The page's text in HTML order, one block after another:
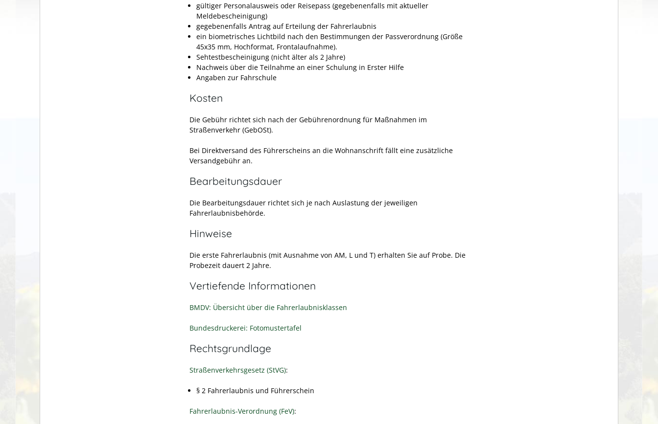
gültiger Personalausweis oder Reisepass (gegebenenfalls mit aktueller
Meldebescheinigung)
gegebenenfalls Antrag auf Erteilung der Fahrerlaubnis
ein biometrisches Lichtbild nach den Bestimmungen der Passverordnung (Größe
45x35 mm, Hochformat, Frontalaufnahme).
Sehtestbescheinigung (nicht älter als 2 Jahre)
Nachweis über die Teilnahme an einer Schulung in Erster Hilfe
Angaben zur Fahrschule
Kosten
Die Gebühr richtet sich nach der Gebührenordnung für Maßnahmen im
Straßenverkehr (GebOSt).
Bei Direktversand des Führerscheins an die Wohnanschrift fällt eine zusätzliche
Versandgebühr an.
Bearbeitungsdauer
Die Bearbeitungsdauer richtet sich je nach Auslastung der jeweiligen
Fahrerlaubnisbehörde.
Hinweise
Die erste Fahrerlaubnis (mit Ausnahme von AM, L und T) erhalten Sie auf Probe. Die
Probezeit dauert 2 Jahre.
Vertiefende Informationen
BMDV: Übersicht über die Fahrerlaubnisklassen
Bundesdruckerei: Fotomustertafel
Rechtsgrundlage
Straßenverkehrsgesetz (StVG):
§ 2 Fahrerlaubnis und Führerschein
Fahrerlaubnis-Verordnung (FeV):